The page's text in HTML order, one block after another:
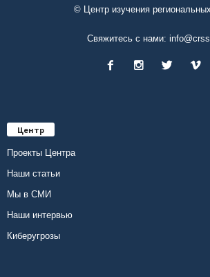
© Центр изучения
Свяжитесь с нами:
Центр
Проекты Центра
Наши статьи
Мы в СМИ
Наши интервью
Киберугрозы